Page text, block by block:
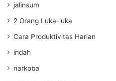
jalinsum
2 Orang Luka-luka
Cara Produktivitas Harian
indah
narkoba